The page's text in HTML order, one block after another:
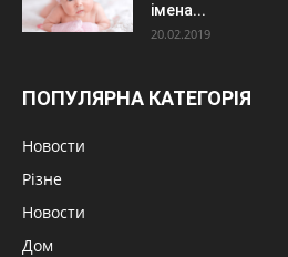
імена...
20.02.2019
ПОПУЛЯРНА КАТЕГОРІЯ
Новости
Різне
Новости
Дом